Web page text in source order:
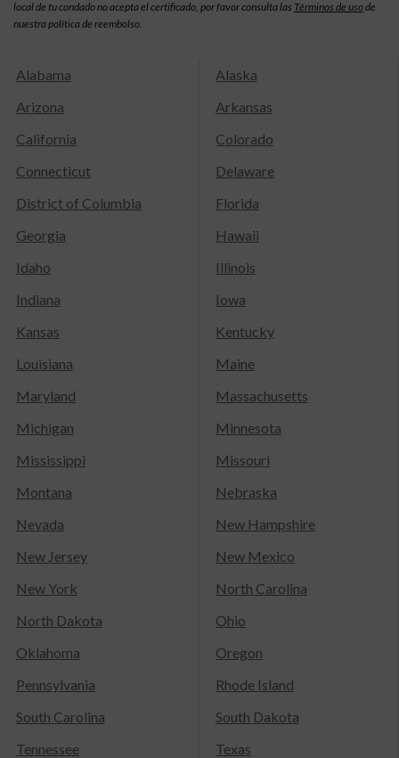
local de tu condado no acepta el certificado, por favor consulta las Términos de usode
nuestra política de reembolso.
Alabama
Alaska
Arizona
Arkansas
California
Colorado
Connecticut
Delaware
District of Columbia
Florida
Georgia
Hawaii
Idaho
Illinois
Indiana
Iowa
Kansas
Kentucky
Louisiana
Maine
Maryland
Massachusetts
Michigan
Minnesota
Mississippi
Missouri
Montana
Nebraska
Nevada
New Hampshire
New Jersey
New Mexico
New York
North Carolina
North Dakota
Ohio
Oklahoma
Oregon
Pennsylvania
Rhode Island
South Carolina
South Dakota
Tennessee
Texas